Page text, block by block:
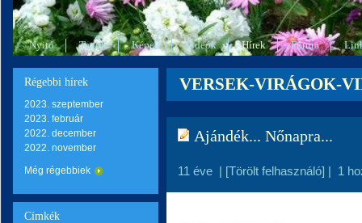
Nyitó Tagok Képek Videók Hírek Fórum
Régebbi hírek
2023. szeptember
2023. február
2022. december
2022. november
Még régebbiek
Címkék
VERSEK-VIRÁGOK-
Ajándék... Nőnapra...
11 éve | [Törölt felhasználó] | 1